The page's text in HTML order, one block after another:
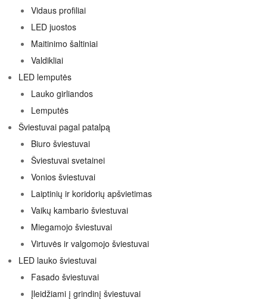
Vidaus profiliai
LED juostos
Maitinimo šaltiniai
Valdikliai
LED lemputės
Lauko girliandos
Lemputės
Šviestuvai pagal patalpą
Biuro šviestuvai
Šviestuvai svetainei
Vonios šviestuvai
Laiptinių ir koridorių apšvietimas
Vaikų kambario šviestuvai
Miegamojo šviestuvai
Virtuvės ir valgomojo šviestuvai
LED lauko šviestuvai
Fasado šviestuvai
Įleidžiami į grindinį šviestuvai